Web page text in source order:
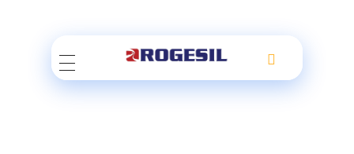
Rogesil